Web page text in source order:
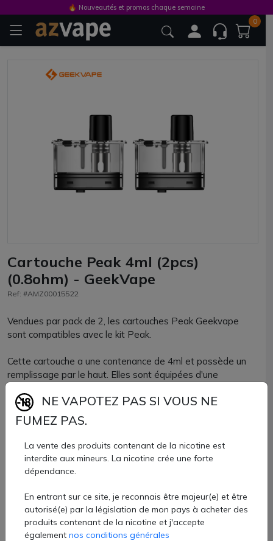
0
Cartouche Peak 4ml (2pcs)
(0.8ohm) - GeekVape
Ref: #AMZ00015522
Vendues par pack de 2, les cartouches Peak Geekvape
sont compatibles avec le kit Peak.
Cette cartouche a une contenance de 4ml et possède un
remplissage par le haut. Elles sont équipées d'une
production de vapeur et une excellente restitution des
saveurs.
L'airflow est directement placé sous la cartouche.
Cartouches officielles Peak Geekvape officielles
9,20 €
Quantité
🔥 Nouveautés et promos chaque semaine
NE VAPOTEZ PAS SI VOUS NE
FUMEZ PAS.
La vente des produits contenant de la nicotine est
interdite aux mineurs. La nicotine crée une forte
dépendance.
En entrant sur ce site, je reconnais être majeur(e) et être
autorisé(e) par la législation de mon pays à acheter des
produits contenant de la nicotine et j'accepte
également nos conditions générales